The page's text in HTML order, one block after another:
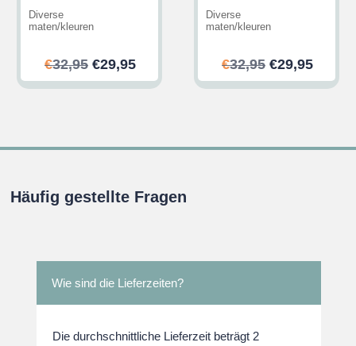
Diverse
maten/kleuren
€32,95 Ursprünglicher
Preis
€29,95Aktueller
Preis
Diverse
maten/kleuren
€32,95
Preis
€29,95
Preis
Häufig gestellte Fragen
Wie sind die Lieferzeiten?
Die durchschnittliche Lieferzeit beträgt 2